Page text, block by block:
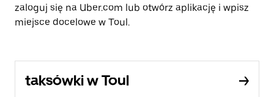
zaloguj się na Uber.com lub otwórz aplikację i wpisz
miejsce docelowe w Toul.
taksówki w Toul